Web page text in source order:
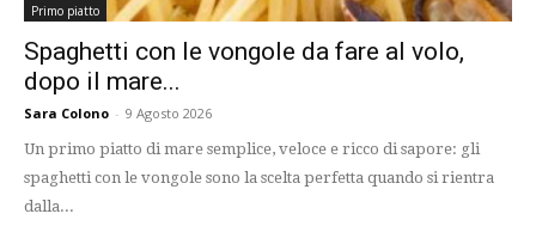
Primo piatto
Spaghetti con le vongole da fare al volo,
dopo il mare...
Sara Colono - 9 Agosto 2026
Un primo piatto di mare semplice, veloce e ricco di sapore: gli
spaghetti con le vongole sono la scelta perfetta quando si rientra
dalla...